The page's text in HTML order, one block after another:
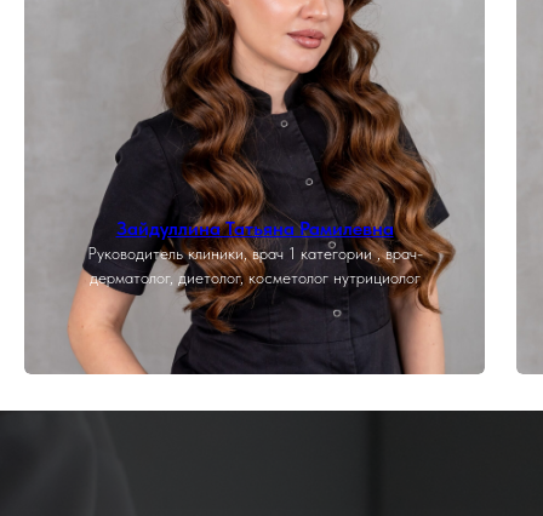
Зайдуллина Татьяна Рамилевна
Руководитель клиники, врач 1 категории , врач-
дерматолог, диетолог, косметолог нутрициолог